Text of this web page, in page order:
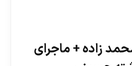
زاده + ماجرای